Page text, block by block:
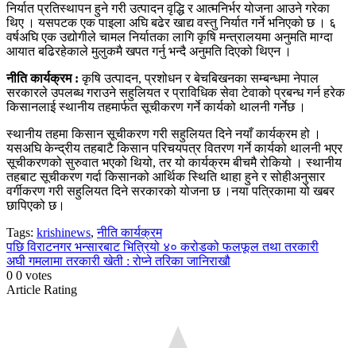
निर्यात प्रतिस्थापन हुने गरी उत्पादन वृद्धि र आत्मनिर्भर योजना आउने गरेका
थिए । यसपटक एक पाइला अघि बढेर खाद्य वस्तु निर्यात गर्ने भनिएको छ । ६
वर्षअघि एक उद्योगीले चामल निर्यातका लागि कृषि मन्त्रालयमा अनुमति माग्दा
आयात बढिरहेकाले मुलुकमै खपत गर्नु भन्दै अनुमति दिएको थिएन ।
नीति कार्यक्रम : कृषि उत्पादन, प्रशोधन र बेचबिखनका सम्बन्धमा नेपाल
सरकारले उपलब्ध गराउने सहुलियत र प्राविधिक सेवा टेवाको प्रबन्ध गर्न हरेक
किसानलाई स्थानीय तहमार्फत सूचीकरण गर्ने कार्यको थालनी गर्नेछ ।
स्थानीय तहमा किसान सूचीकरण गरी सहुलियत दिने नयाँ कार्यक्रम हो ।
यसअघि केन्द्रीय तहबाटै किसान परिचयपत्र वितरण गर्ने कार्यको थालनी भएर
सूचीकरणको सुरुवात भएको थियो, तर यो कार्यक्रम बीचमै रोकियो । स्थानीय
तहबाट सूचीकरण गर्दा किसानको आर्थिक स्थिति थाहा हुने र सोहीअनुसार
वर्गीकरण गरी सहुलियत दिने सरकारको योजना छ ।नया पत्रिकामा यो खबर
छापिएको छ।
Tags: krishinews,नीति कार्यक्रम
Continue
Reading
पछिविराटनगर भन्सारबाट भित्रियो ४० करोडको फलफूल तथा तरकारी
अघीगमलामा तरकारी खेती : रोप्ने तरिका जानिराखौ
0 0 votes
Article Rating